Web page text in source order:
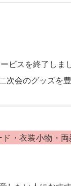
ビスを終了しま
次会のグッズを
・衣装小物・